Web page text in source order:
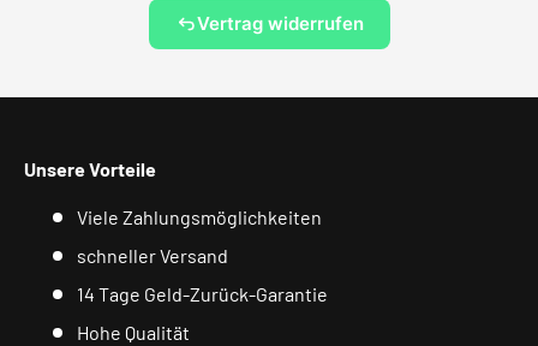
Vertrag widerrufen
Unsere Vorteile
Viele Zahlungsmöglichkeiten
schneller Versand
14 Tage Geld-Zurück-Garantie
Hohe Qualität